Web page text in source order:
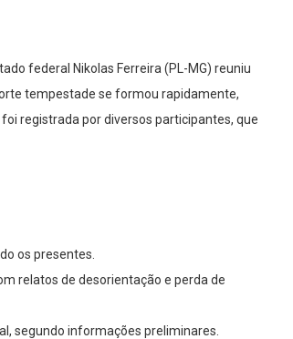
federal Nikolas Ferreira (PL-MG) reuniu
tempestade se formou rapidamente,
registrada por diversos participantes, que
os presentes.
relatos de desorientação e perda de
segundo informações preliminares.